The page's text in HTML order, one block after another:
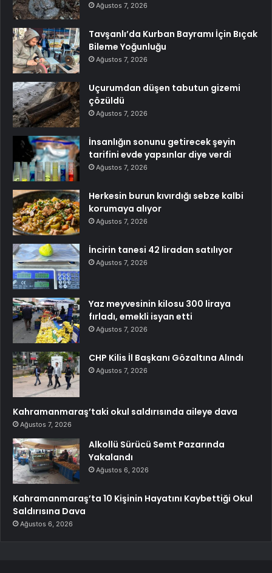
Ağustos 7, 2026
Tavşanlı’da Kurban Bayramı İçin Bıçak
Bileme Yoğunluğu
Ağustos 7, 2026
Uçurumdan düşen tabutun gizemi
çözüldü
Ağustos 7, 2026
İnsanlığın sonunu getirecek şeyin
tarifini evde yapsınlar diye verdi
Ağustos 7, 2026
Herkesin burun kıvırdığı sebze kalbi
korumaya alıyor
Ağustos 7, 2026
İncirin tanesi 42 liradan satılıyor
Ağustos 7, 2026
Yaz meyvesinin kilosu 300 liraya
fırladı, emekli isyan etti
Ağustos 7, 2026
CHP Kilis İl Başkanı Gözaltına Alındı
Ağustos 7, 2026
Kahramanmaraş’taki okul saldırısında aileye dava
Ağustos 7, 2026
Alkollü Sürücü Semt Pazarında
Yakalandı
Ağustos 6, 2026
Kahramanmaraş’ta 10 Kişinin Hayatını Kaybettiği Okul
Saldırısına Dava
Ağustos 6, 2026